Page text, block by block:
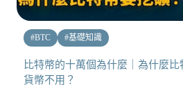
#BTC #基礎知識
比特幣的十萬個為什麼｜為什麼
貨幣不用？